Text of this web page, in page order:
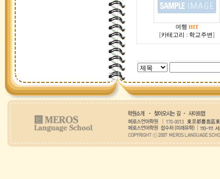
여행 HIT
[카테고리 : 학교주변]